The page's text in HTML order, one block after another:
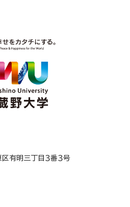
明三丁目３番３号